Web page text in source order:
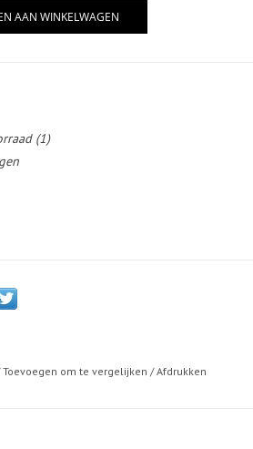
AAN WINKELWAGEN
(1)
Toevoegen om te vergelijken /Afdrukken